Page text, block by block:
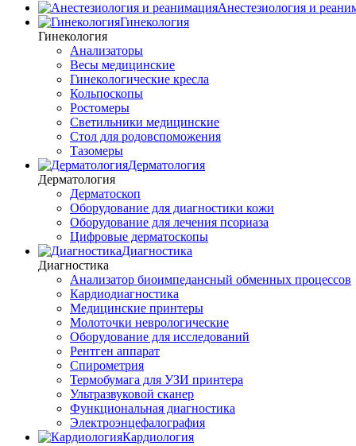
Анестезиология и
Гинекология
Гинекология
Анализаторы
Весы медицинские
Гинекологические кресла
Кольпоскопы
Ростомеры
Светильники медицинские
Стол для родовспоможения
Тазомеры
Дерматология
Дерматология
Дерматоскоп
Оборудование для диагностики кожи
Оборудование для лечения псориаза
Цифровые дерматоскопы
Диагностика
Диагностика
Анализатор биоимпедансный обменных процессов
Кардиодиагностика
Медицинские принтеры
Молоточки неврологические
Оборудование для исследований
Рентген аппарат
Спирометрия
Термобумага для УЗИ принтера
Ультразвуковой сканер
Функциональная диагностика
Электроэнцефалография
Кардиология